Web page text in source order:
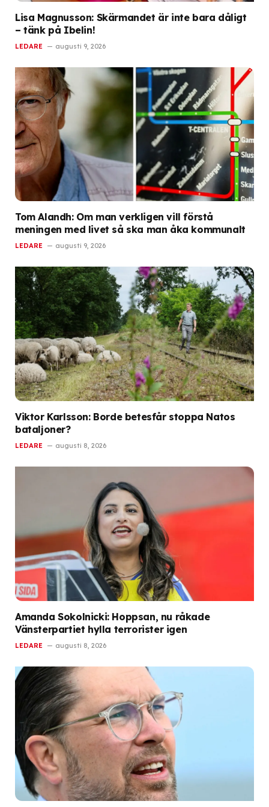
Lisa Magnusson: Skärmandet är inte bara dåligt
– tänk på Ibelin!
LEDARE augusti 9, 2026
Tom Alandh: Om man verkligen vill förstå
meningen med livet så ska man åka kommunalt
LEDARE augusti 9, 2026
Viktor Karlsson: Borde betesfår stoppa Natos
bataljoner?
LEDARE augusti 8, 2026
Amanda Sokolnicki: Hoppsan, nu råkade
Vänsterpartiet hylla terrorister igen
LEDARE augusti 8, 2026